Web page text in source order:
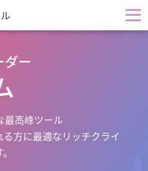
メ
ダー
最高峰ツール
方に最適なリッチクライ